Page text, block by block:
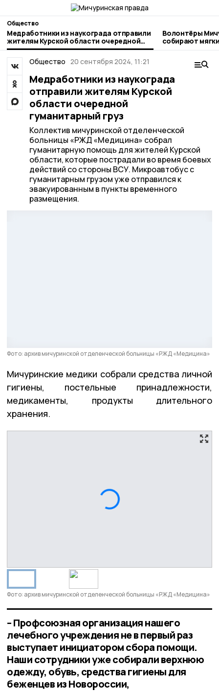
Общество
Медработники из наукограда отправили
жителям Курской области очередной
гуманитарный груз
Волонтёры
собирают
бездомных
Общество 20 сентября 2024, 11:21
Медработники из наукограда
отправили жителям Курской
области очередной
гуманитарный груз
Коллектив мичуринской отделенческой
больницы «РЖД «Медицина» собрал
гуманитарную помощь для жителей Курской
области, которые пострадали во время боевых
действий со стороны ВСУ. Микроавтобус с
гуманитарным грузом уже отправился к
эвакуированным в пункты временного
размещения.
Фото: архив мичуринской отделенческой больницы «РЖД «Медицина»
Мичуринские медики собрали средства личной
гигиены, постельные принадлежности,
медикаменты, продукты длительного
хранения.
Фото: архив мичуринской отделенческой больницы «РЖД «Медицина»
– Профсоюзная организация нашего
лечебного учреждения не в первый раз
выступает инициатором сбора помощи.
Наши сотрудники уже собирали верхнюю
одежду, обувь, средства гигиены для
беженцев из Новороссии,